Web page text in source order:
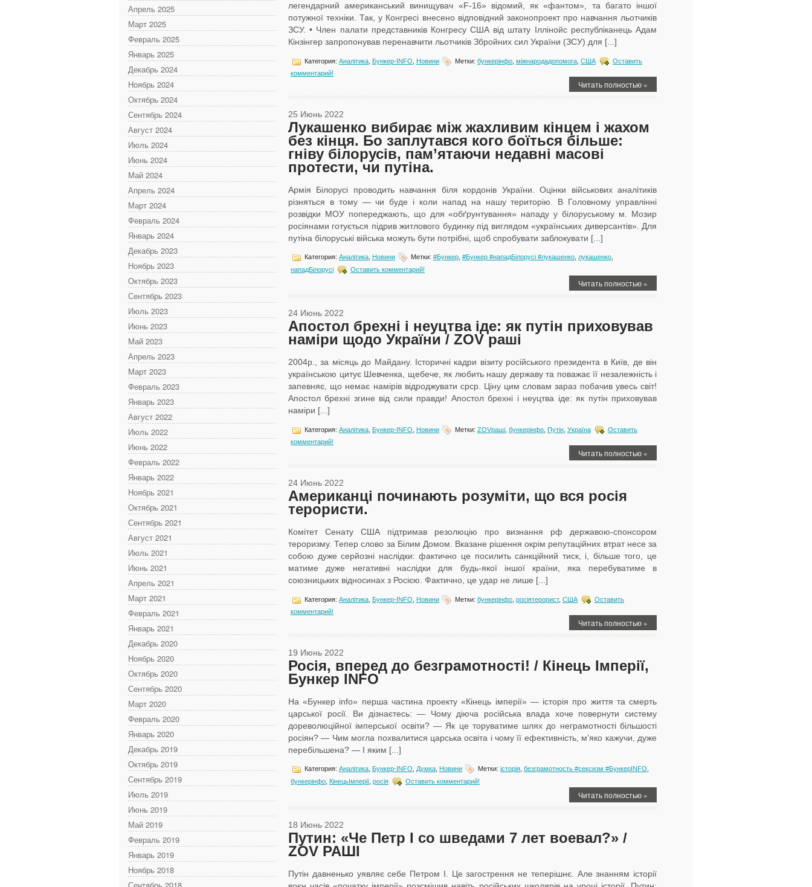
Апрель 2025
Март 2025
Февраль 2025
Январь 2025
Декабрь 2024
Ноябрь 2024
Октябрь 2024
Сентябрь 2024
Август 2024
Июль 2024
Июнь 2024
Май 2024
Апрель 2024
Март 2024
Февраль 2024
Январь 2024
Декабрь 2023
Ноябрь 2023
Октябрь 2023
Сентябрь 2023
Июль 2023
Июнь 2023
Май 2023
Апрель 2023
Март 2023
Февраль 2023
Январь 2023
Август 2022
Июль 2022
Июнь 2022
Февраль 2022
Январь 2022
Ноябрь 2021
Октябрь 2021
Сентябрь 2021
Август 2021
Июль 2021
Июнь 2021
Апрель 2021
Март 2021
Февраль 2021
Январь 2021
Декабрь 2020
Ноябрь 2020
Октябрь 2020
Сентябрь 2020
Март 2020
Февраль 2020
Январь 2020
Декабрь 2019
Октябрь 2019
Сентябрь 2019
Июль 2019
Июнь 2019
Май 2019
Февраль 2019
Январь 2019
Ноябрь 2018
Сентябрь 2018
легендарний американський винищувач «F-16» відомий, як «фантом», та багато іншої
потужної техніки. Так, у Конгресі внесено відповідний законопроект про навчання льотчиків
ЗСУ. • Член палати представників Конгресу США від штату Іллінойс республіканець Адам
Кінзінгер запропонував перенавчити льотчиків Збройних сил України (ЗСУ) для [...]
Категория: Аналітика Бункер-ІNFO Новини Метки: бункерінфо міжнародадопомога США
Оставить
комментарий!
Читать полностью »
25 Июнь 2022
Лукашенко вибирає між жахливим кінцем і жахом
без кінця. Бо заплутався кого боїться більше:
гніву білорусів, пам’ятаючи недавні масові
протести, чи путіна.
Армія Білорусі проводить навчання біля кордонів України. Оцінки військових аналітиків
різняться в тому — чи буде і коли напад на нашу територію. В Головному управлінні
розвідки МОУ попереджають, що для «обґрунтування» нападу у білоруському м. Мозир
росіянами готується підрив житлового будинку під виглядом «українських диверсантів». Для
путіна білоруські війська можуть бути потрібні, щоб спробувати заблокувати [...]
Категория: Аналітика Новини Метки: #Бункер #Бункер #нападБілорусі #лукашенко лукашенко
нападБілорусі
Оставить комментарий!
Читать полностью »
24 Июнь 2022
Апостол брехні і неуцтва іде: як путін приховував
наміри щодо України / ZOV раші
2004р., за місяць до Майдану. Історичні кадри візиту російського президента в Київ, де він
українською цитує Шевченка, щебече, як любить нашу державу та поважає її незалежність і
запевняє, що немає намірів відроджувати срср. Ціну цим словам зараз побачив увесь світ!
Апостол брехні згине від сили правди! Апостол брехні і неуцтва іде: як путін приховував
наміри [...]
Категория: Аналітика Бункер-ІNFO Новини Метки: ZOVраші бункерінфо Путін Україна
Оставить
комментарий!
Читать полностью »
24 Июнь 2022
Американці починають розуміти, що вся росія
терористи.
Комітет Сенату США підтримав резолюцію про визнання рф державою-спонсором
тероризму. Тепер слово за Білим Домом. Вказане рішення окрім репутаційних втрат несе за
собою дуже серйозні наслідки: фактично це посилить санкційний тиск, і, більше того, це
матиме дуже негативні наслідки для будь-якої іншої країни, яка перебуватиме в
союзницьких відносинах з Росією. Фактично, це удар не лише [...]
Категория: Аналітика Бункер-ІNFO Новини Метки: бункерінфо росіятерорист, США
Оставить
комментарий!
Читать полностью »
19 Июнь 2022
Росія, вперед до безграмотності! / Кінець Імперії,
Бункер INFO
На «Бункер info» перша частина проекту «Кінець імперії» — історія про життя та смерть
царської росії. Ви дізнаєтесь: — Чому діюча російська влада хоче повернути систему
дореволюційної імперської освіти? — Як це торуватиме шлях до неграмотності більшості
росіян? — Чим могла похвалитися царська освіта і чому її ефективність, м’яко кажучи, дуже
перебільшена? — І яким [...]
Категория: Аналітика Бункер-ІNFO Думка Новини Метки: історія безграмотность #сексизм #БункерINFO
бункерінфо КінецьІмперії росія Оставить комментарий!
Читать полностью »
18 Июнь 2022
Путин: «Че Петр І со шведами 7 лет воевал?» /
ZOV РАШІ
Путін давненько уявляє себе Петром I. Це загострення не теперішнє. Але знанням історії